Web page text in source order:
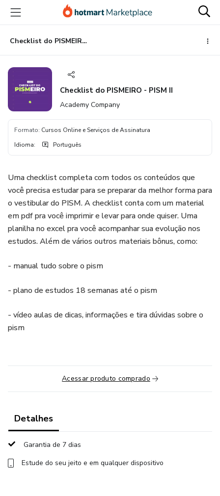
para
conteúdo
principal
para
pagamento
para
rodapé
Checklist do PISMEIRO - PISM II
Checklist do PISMEIRO - PISM II
Academy Company
Formato: Cursos Online e Serviços de Assinatura
Idioma: Português
Uma checklist completa com todos os conteúdos que
você precisa estudar para se preparar da melhor forma para
o vestibular do PISM. A checklist conta com um material
em pdf pra você imprimir e levar para onde quiser. Uma
planilha no excel pra você acompanhar sua evolução nos
estudos. Além de vários outros materiais bônus, como:
- manual tudo sobre o pism
- plano de estudos 18 semanas até o pism
- vídeo aulas de dicas, informações e tira dúvidas sobre o
pism
Acessar produto comprado
Detalhes
Garantia de 7 dias
Estude do seu jeito e em qualquer dispositivo